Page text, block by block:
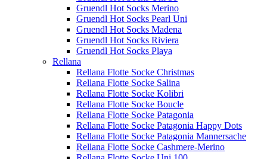
Gruendl Hot Socks Merino
Gruendl Hot Socks Pearl Uni
Gruendl Hot Socks Madena
Gruendl Hot Socks Riviera
Gruendl Hot Socks Playa
Rellana
Rellana Flotte Socke Christmas
Rellana Flotte Socke Salina
Rellana Flotte Socke Kolibri
Rellana Flotte Socke Boucle
Rellana Flotte Socke Patagonia
Rellana Flotte Socke Patagonia Happy Dots
Rellana Flotte Socke Patagonia Mannersache
Rellana Flotte Socke Cashmere-Merino